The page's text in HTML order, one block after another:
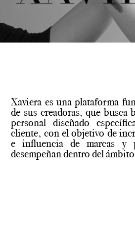
Xaviera es una plataforma
de sus creadoras, que
personal diseñado
cliente, con el objetivo de
e influencia de marcas y
desempeñan dentro del